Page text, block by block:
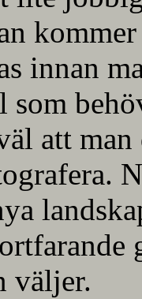
innan
som
att man
väljer.